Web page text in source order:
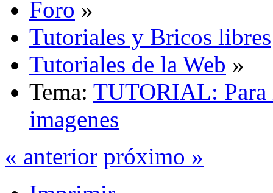
Foro »
Tutoriales y Bricos libres
Tutoriales de la Web »
Tema: TUTORIAL: Para
imagenes
« anterior próximo »